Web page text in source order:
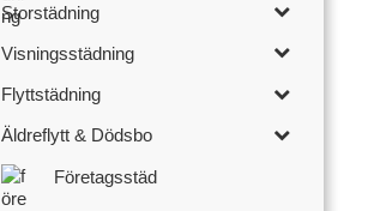
Storstädning
Visningsstädning
Flyttstädning
Äldreflytt & Dödsbo
Företagsstäd